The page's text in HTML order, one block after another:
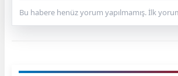
Bu habere henüz yorum yapılmamış. İlk